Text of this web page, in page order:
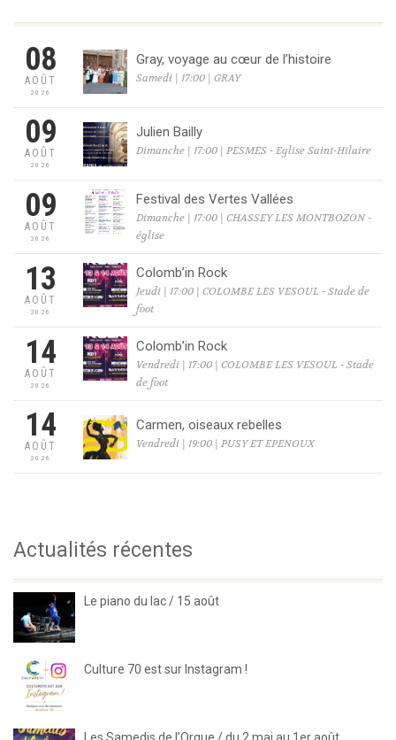
08
AOÛT
2026
Gray, voyage au cœur de l’histoire
Samedi | 17:00 | GRAY
09
AOÛT
2026
Julien Bailly
Dimanche | 17:00 | PESMES - Eglise Saint-Hilaire
09
AOÛT
2026
Festival des Vertes Vallées
Dimanche | 17:00 | CHASSEY LES MONTBOZON -
église
13
AOÛT
2026
Colomb’in Rock
Jeudi | 17:00 | COLOMBE LES VESOUL - Stade de
foot
14
AOÛT
2026
Colomb’in Rock
Vendredi | 17:00 | COLOMBE LES VESOUL - Stade
de foot
14
AOÛT
2026
Carmen, oiseaux rebelles
Vendredi | 19:00 | PUSY ET EPENOUX
Actualités récentes
Le piano du lac / 15 août
Culture 70 est sur Instagram !